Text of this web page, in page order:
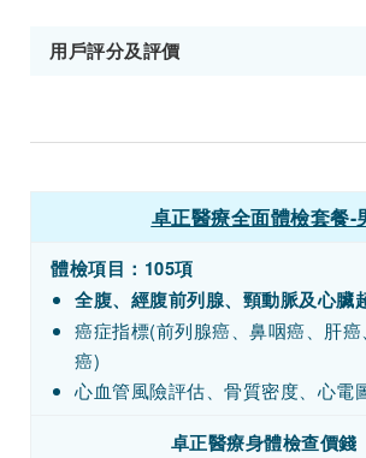
用戶評分及評價
卓正醫療全面體檢套餐-
體檢項目：105項
全腹、經腹前列腺、頸動脈及心臟
癌症指標(前列腺癌、鼻咽癌、肝
癌)
心血管風險評估、骨質密度、心電
卓正醫療身體檢查價錢